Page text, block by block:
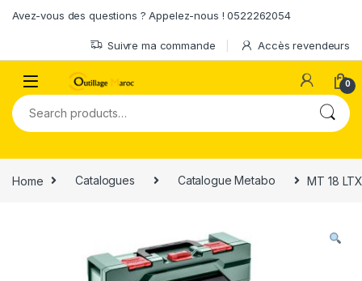
Avez-vous des questions ? Appelez-nous ! 0522262054
Suivre ma commande Accès revendeurs
0
Search for:
Home Catalogues Catalogue Metabo MT 18